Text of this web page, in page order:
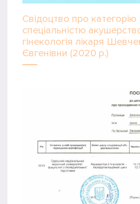
Свідоцтво про категорію
спеціальністю
гінекологія лікаря
Євгенівни (2020 р.)